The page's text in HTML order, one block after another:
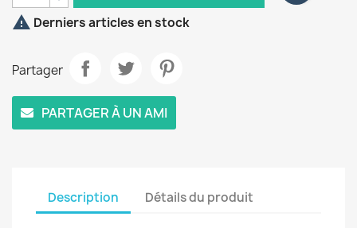
 Derniers articles en stock
Partager
PARTAGER À UN AMI
Description Détails du produit